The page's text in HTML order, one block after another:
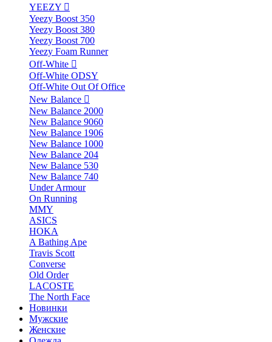
YEEZY
Yeezy Boost 350
Yeezy Boost 380
Yeezy Boost 700
Yeezy Foam Runner
Off-White
Off-White ODSY
Off-White Out Of Office
New Balance
New Balance 2000
New Balance 9060
New Balance 1906
New Balance 1000
New Balance 204
New Balance 530
New Balance 740
Under Armour
On Running
MMY
ASICS
HOKA
A Bathing Ape
Travis Scott
Converse
Old Order
LACOSTE
The North Face
Новинки
Мужские
Женские